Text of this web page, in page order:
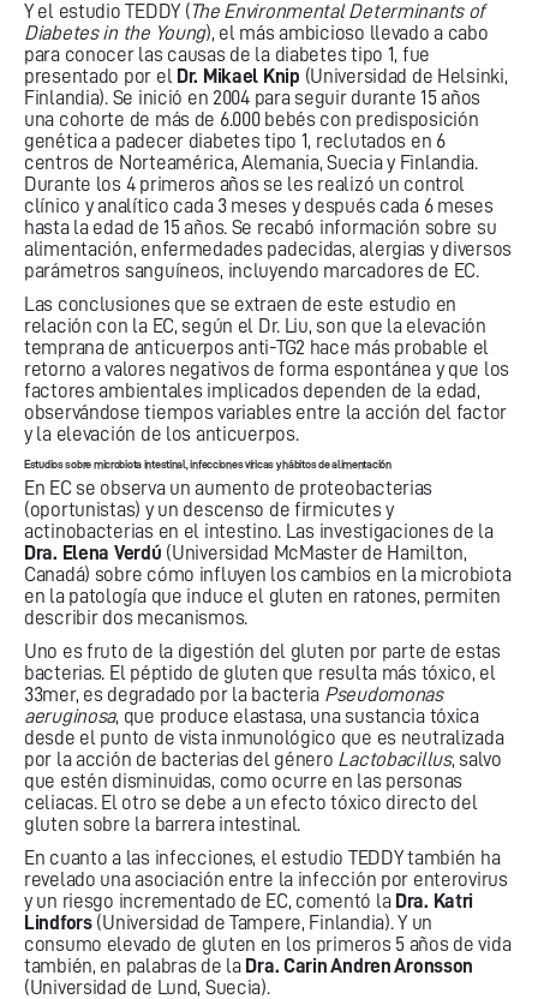
Y el estudio TEDDY (The Environmental Determinants of
Diabetes in the Young), el más ambicioso llevado a cabo
para conocer las causas de la diabetes tipo 1, fue
presentado por el Dr. Mikael Knip (Universidad de Helsinki,
Finlandia). Se inició en 2004 para seguir durante 15 años
una cohorte de más de 6.000 bebés con predisposición
genética a padecer diabetes tipo 1, reclutados en 6
centros de Norteamérica, Alemania, Suecia y Finlandia.
Durante los 4 primeros años se les realizó un control
clínico y analítico cada 3 meses y después cada 6 meses
hasta la edad de 15 años. Se recabó información sobre su
alimentación, enfermedades padecidas, alergias y diversos
parámetros sanguíneos, incluyendo marcadores de EC.
Las conclusiones que se extraen de este estudio en
relación con la EC, según el Dr. Liu, son que la elevación
temprana de anticuerpos anti-TG2 hace más probable el
retorno a valores negativos de forma espontánea y que los
factores ambientales implicados dependen de la edad,
observándose tiempos variables entre la acción del factor
y la elevación de los anticuerpos.
Estudios sobre microbiota intestinal, infecciones víricas y hábitos de alimentación
En EC se observa un aumento de proteobacterias
(oportunistas) y un descenso de firmicutes y
actinobacterias en el intestino. Las investigaciones de la
Dra. Elena Verdú (Universidad McMaster de Hamilton,
Canadá) sobre cómo influyen los cambios en la microbiota
en la patología que induce el gluten en ratones, permiten
describir dos mecanismos.
Uno es fruto de la digestión del gluten por parte de estas
bacterias. El péptido de gluten que resulta más tóxico, el
33mer, es degradado por la bacteria Pseudomonas
aeruginosa, que produce elastasa, una sustancia tóxica
desde el punto de vista inmunológico que es neutralizada
por la acción de bacterias del género Lactobacillus, salvo
que estén disminuidas, como ocurre en las personas
celiacas. El otro se debe a un efecto tóxico directo del
gluten sobre la barrera intestinal.
En cuanto a las infecciones, el estudio TEDDY también ha
revelado una asociación entre la infección por enterovirus
y un riesgo incrementado de EC, comentó la Dra. Katri
Lindfors(Universidad de Tampere, Finlandia). Y un
consumo elevado de gluten en los primeros 5 años de vida
también, en palabras de la Dra. Carin Andren Aronsson
(Universidad de Lund, Suecia).